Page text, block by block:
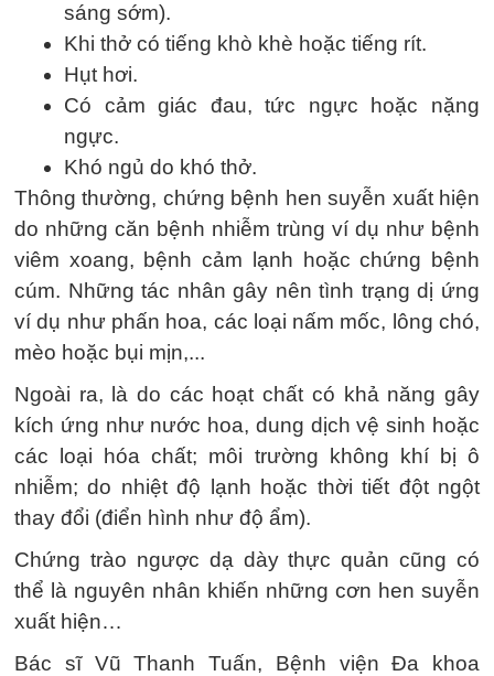
sáng sớm).
Khi thở có tiếng khò khè hoặc tiếng rít.
Hụt hơi.
Có cảm giác đau, tức ngực hoặc nặng
ngực.
Khó ngủ do khó thở.
Thông thường, chứng bệnh hen suyễn xuất hiện
do những căn bệnh nhiễm trùng ví dụ như bệnh
viêm xoang, bệnh cảm lạnh hoặc chứng bệnh
cúm. Những tác nhân gây nên tình trạng dị ứng
ví dụ như phấn hoa, các loại nấm mốc, lông chó,
mèo hoặc bụi mịn,...
Ngoài ra, là do các hoạt chất có khả năng gây
kích ứng như nước hoa, dung dịch vệ sinh hoặc
các loại hóa chất; môi trường không khí bị ô
nhiễm; do nhiệt độ lạnh hoặc thời tiết đột ngột
thay đổi (điển hình như độ ẩm).
Chứng trào ngược dạ dày thực quản cũng có
thể là nguyên nhân khiến những cơn hen suyễn
xuất hiện…
Bác sĩ Vũ Thanh Tuấn, Bệnh viện Đa khoa